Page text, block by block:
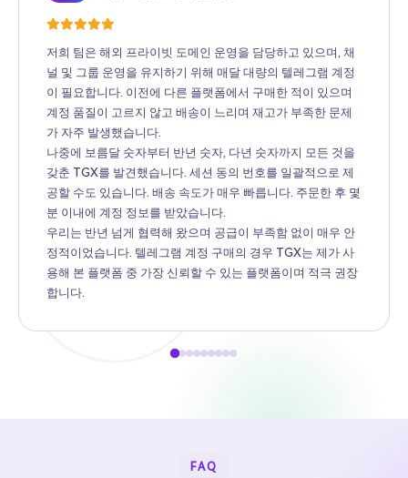
저희 팀은 해외 프라이빗 도메인 운영을 담당하고 있으며, 채
널 및 그룹 운영을 유지하기 위해 매달 대량의 텔레그램 계정
이 필요합니다. 이전에 다른 플랫폼에서 구매한 적이 있으며
계정 품질이 고르지 않고 배송이 느리며 재고가 부족한 문제
가 자주 발생했습니다.
나중에 보름달 숫자부터 반년 숫자, 다년 숫자까지 모든 것을
갖춘 TGX를 발견했습니다. 세션 동의 번호를 일괄적으로 제
공할 수도 있습니다. 배송 속도가 매우 빠릅니다. 주문한 후 몇
분 이내에 계정 정보를 받았습니다.
우리는 반년 넘게 협력해 왔으며 공급이 부족함 없이 매우 안
정적이었습니다. 텔레그램 계정 구매의 경우 TGX는 제가 사
용해 본 플랫폼 중 가장 신뢰할 수 있는 플랫폼이며 적극 권장
합니다.
FAQ